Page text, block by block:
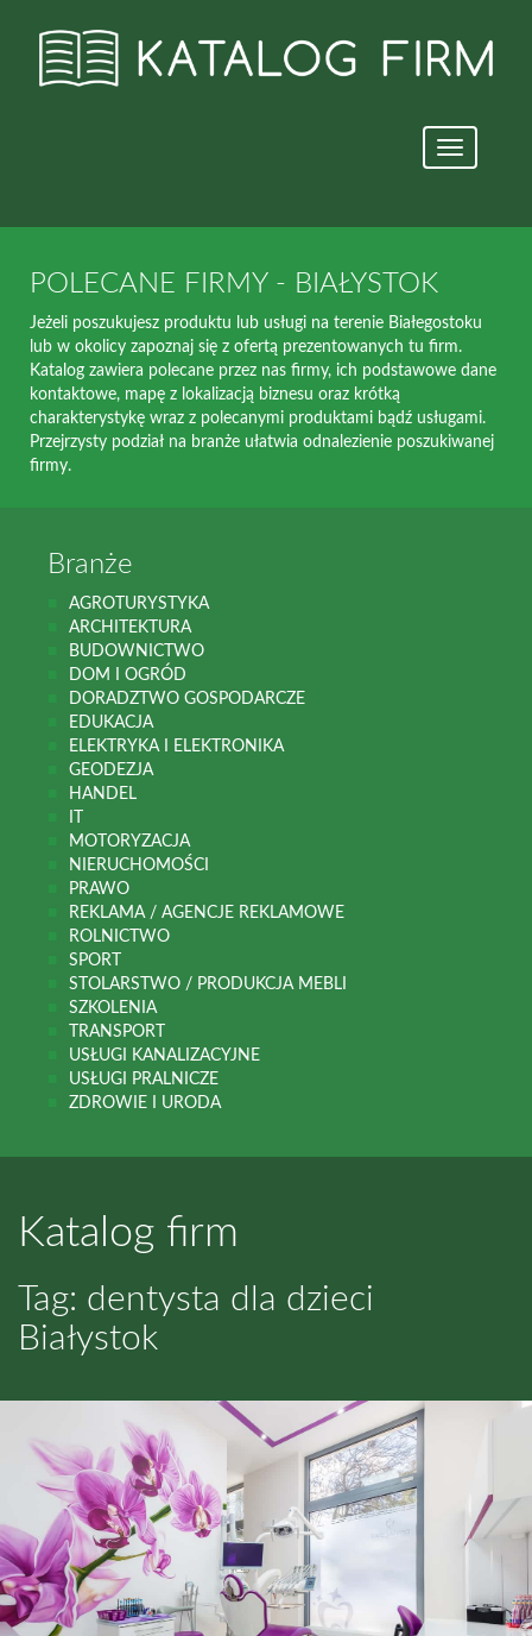
Nawigacja
strony
POLECANE FIRMY - BIAŁYSTOK
Jeżeli poszukujesz produktu lub usługi na terenie Białegostoku
lub w okolicy zapoznaj się z ofertą prezentowanych tu firm.
Katalog zawiera polecane przez nas firmy, ich podstawowe dane
kontaktowe, mapę z lokalizacją biznesu oraz krótką
charakterystykę wraz z polecanymi produktami bądź usługami.
Przejrzysty podział na branże ułatwia odnalezienie poszukiwanej
firmy.
Branże
AGROTURYSTYKA
ARCHITEKTURA
BUDOWNICTWO
DOM I OGRÓD
DORADZTWO GOSPODARCZE
EDUKACJA
ELEKTRYKA I ELEKTRONIKA
GEODEZJA
HANDEL
MOTORYZACJA
NIERUCHOMOŚCI
PRAWO
REKLAMA / AGENCJE REKLAMOWE
ROLNICTWO
SPORT
STOLARSTWO / PRODUKCJA MEBLI
SZKOLENIA
TRANSPORT
USŁUGI KANALIZACYJNE
USŁUGI PRALNICZE
ZDROWIE I URODA
Katalog firm
Tag: dentysta dla dzieci
Białystok